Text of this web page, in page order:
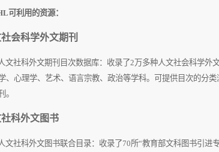
可利用的资源：
会科学外文期刊
社科外文期刊目次数据库：收录了2 万多种人文社会科学外
、心理学、艺术、语言宗教、政治等学科。可提供目次的分
。
社科外文图书
社科外文图书联合目录：收录了70所“教育部文科图书引进